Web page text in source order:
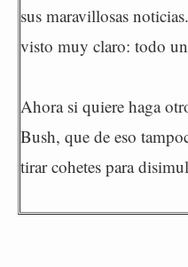
sus maravillosas
visto muy claro: todo
Ahora si quiere haga
Bush, que de eso
tirar cohetes para